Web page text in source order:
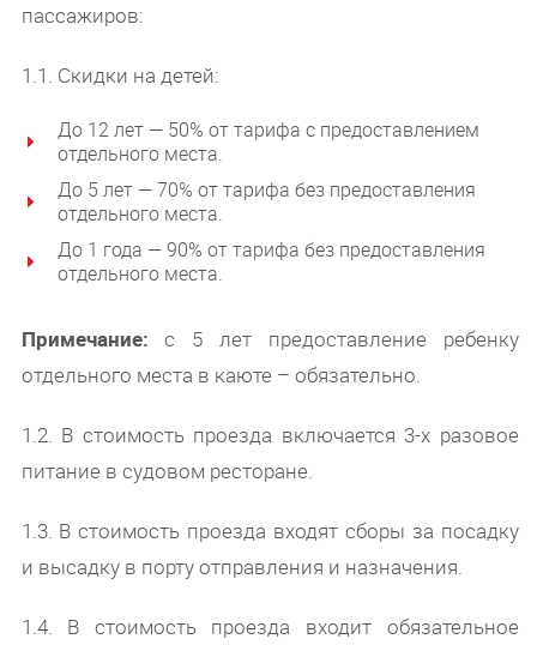
пассажиров:
1.1. Скидки на детей:
До 12 лет — 50% от тарифа с предоставлением
отдельного места.
До 5 лет — 70% от тарифа без предоставления
отдельного места.
До 1 года — 90% от тарифа без предоставления
отдельного места.
Примечание: с 5 лет предоставление ребенку
отдельного места в каюте – обязательно.
1.2. В стоимость проезда включается 3-х разовое
питание в судовом ресторане.
1.3. В стоимость проезда входят сборы за посадку
и высадку в порту отправления и назначения.
1.4. В стоимость проезда входит обязательное